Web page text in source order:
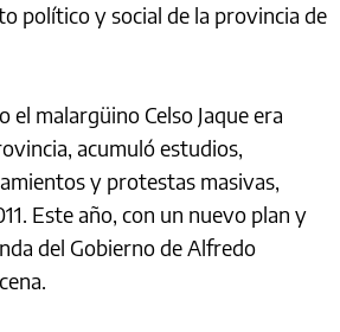
político y social de la provincia de
el malargüino Celso Jaque era
acumuló estudios,
y protestas masivas,
Este año, con un nuevo plan y
del Gobierno de Alfredo